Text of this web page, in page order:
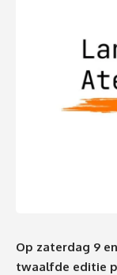
Op zaterdag 9
twaalfde editie